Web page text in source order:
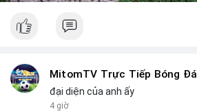
MitomTV Trực Tiếp Bóng Đá
đại diện của anh ấy
4 giờ